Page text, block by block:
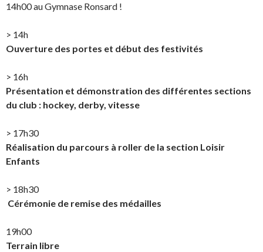
14h00 au Gymnase Ronsard !
> 14h
Ouverture des portes et début des festivités
> 16h
Présentation et démonstration des différentes sections
du club : hockey, derby, vitesse
> 17h30
Réalisation du parcours à roller de la section Loisir
Enfants
> 18h30
Cérémonie de remise des médailles
19h00
Terrain libre